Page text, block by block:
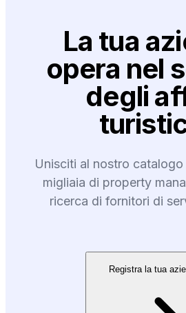
La tua
opera nel
degli
Unisciti al nostro
migliaia di property
ricerca di fornitori di
Registra la tua